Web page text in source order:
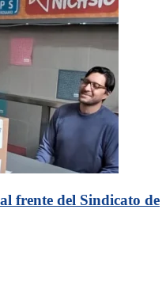
frente del Sindicato de